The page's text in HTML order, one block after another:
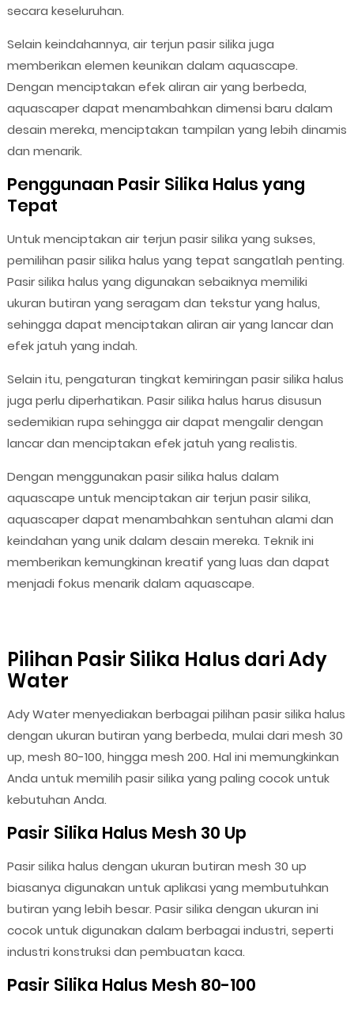
secara keseluruhan.
Selain keindahannya, air terjun pasir silika juga
memberikan elemen keunikan dalam aquascape.
Dengan menciptakan efek aliran air yang berbeda,
aquascaper dapat menambahkan dimensi baru dalam
desain mereka, menciptakan tampilan yang lebih dinamis
dan menarik.
Penggunaan Pasir Silika Halus yang
Tepat
Untuk menciptakan air terjun pasir silika yang sukses,
pemilihan pasir silika halus yang tepat sangatlah penting.
Pasir silika halus yang digunakan sebaiknya memiliki
ukuran butiran yang seragam dan tekstur yang halus,
sehingga dapat menciptakan aliran air yang lancar dan
efek jatuh yang indah.
Selain itu, pengaturan tingkat kemiringan pasir silika halus
juga perlu diperhatikan. Pasir silika halus harus disusun
sedemikian rupa sehingga air dapat mengalir dengan
lancar dan menciptakan efek jatuh yang realistis.
Dengan menggunakan pasir silika halus dalam
aquascape untuk menciptakan air terjun pasir silika,
aquascaper dapat menambahkan sentuhan alami dan
keindahan yang unik dalam desain mereka. Teknik ini
memberikan kemungkinan kreatif yang luas dan dapat
menjadi fokus menarik dalam aquascape.
Pilihan Pasir Silika Halus dari Ady
Water
Ady Water menyediakan berbagai pilihan pasir silika halus
dengan ukuran butiran yang berbeda, mulai dari mesh 30
up, mesh 80-100, hingga mesh 200. Hal ini memungkinkan
Anda untuk memilih pasir silika yang paling cocok untuk
kebutuhan Anda.
Pasir Silika Halus Mesh 30 Up
Pasir silika halus dengan ukuran butiran mesh 30 up
biasanya digunakan untuk aplikasi yang membutuhkan
butiran yang lebih besar. Pasir silika dengan ukuran ini
cocok untuk digunakan dalam berbagai industri, seperti
industri konstruksi dan pembuatan kaca.
Pasir Silika Halus Mesh 80-100